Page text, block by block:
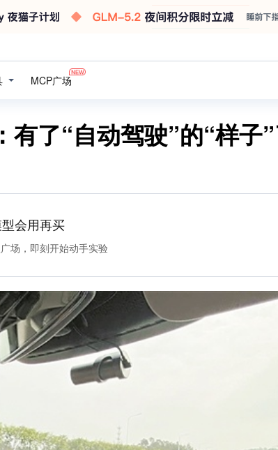
MCP广场
了“自动驾驶”的“样子
会用再买
场，即刻开始动手实验